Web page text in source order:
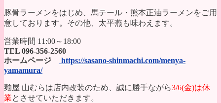
豚骨ラーメンをはじめ、馬テール・熊本正油ラーメンをご用
意しております。その他、太平燕も味わえます。
営業時間 11:00～18:00
TEL 096-356-2560
ホームページ
https://sasano-shinmachi.com/menya-
yamamura/
麺屋 山むらは店内改装のため、誠に勝手ながら3/6(金)は休
業とさせていただきます。